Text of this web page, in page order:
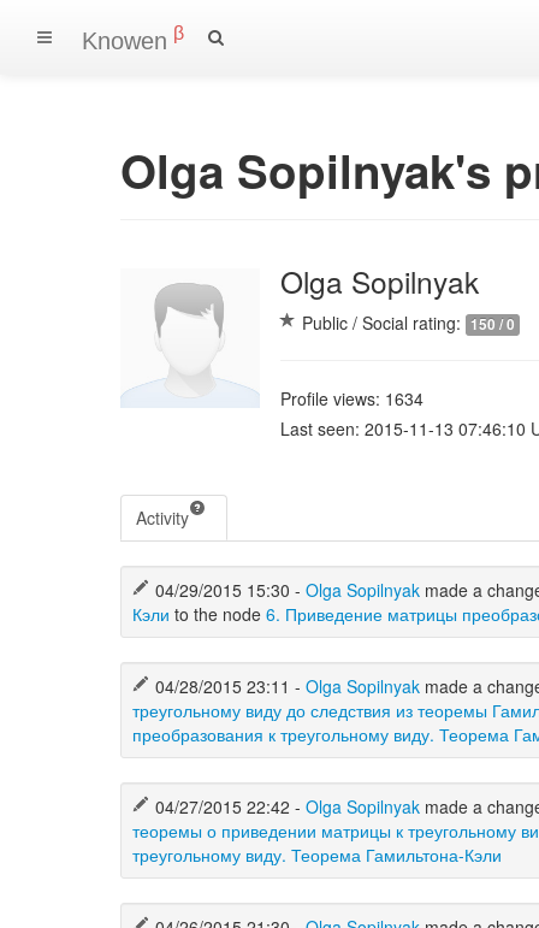
Knowen β
Olga Sopilnyak's
Olga Sopilnyak
Public / Social rating: 150 / 0
Profile views: 1634
Last seen: 2015-11-13 07:46:10
Activity
04/29/2015 15:30 - Olga Sopilnyak made a
Кэли to the node 6. Приведение матрицы
04/28/2015 23:11 - Olga Sopilnyak made a
треугольному виду до следствия из теоремы
преобразования к треугольному виду. Теорема
04/27/2015 22:42 - Olga Sopilnyak made a
теоремы о приведении матрицы к треугольному
треугольному виду. Теорема Гамильтона-Кэли